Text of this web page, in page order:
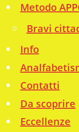
Metodo
Bravi
Info
Contatti
Da scoprire
Eccellenze